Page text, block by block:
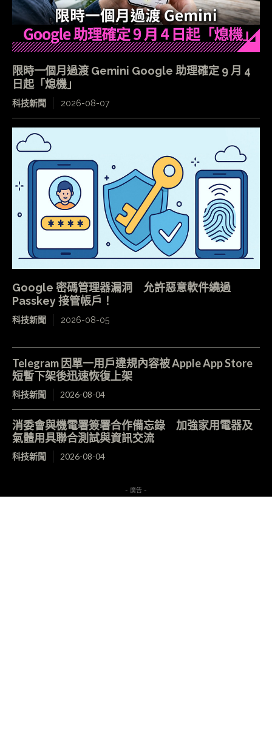
限時一個月過渡 Gemini Google 助理確定 9 月 4
日起「熄機」
科技新聞 2026-08-07
Google 密碼管理器漏洞 允許惡意軟件繞過
Passkey 接管帳戶！
科技新聞 2026-08-05
Telegram 因單一用戶違規內容被 Apple App Store
短暫下架後迅速恢復上架
科技新聞 2026-08-04
消委會與機電署簽署合作備忘錄 加強家用電器及
氣體用具聯合測試與資訊交流
科技新聞 2026-08-04
- 廣告 -